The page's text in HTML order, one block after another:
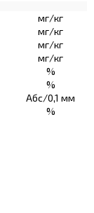
мг/кг
мг/кг
мг/кг
мг/кг
%
%
Абс/0,1 мм
%